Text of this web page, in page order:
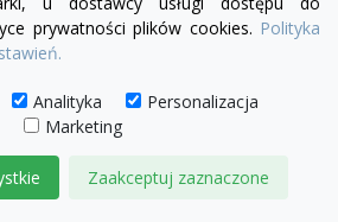
bokiem | sofa modułowa -
2 350,00 zł
DO KOSZYKA
prywatności plików cookies. Polityka
Analityka
Personalizacja
Marketing
Zaakceptuj zaznaczone